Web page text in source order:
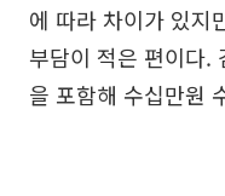
에 따라 차이가 있지
부담이 적은 편이다.
을 포함해 수십만원